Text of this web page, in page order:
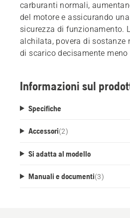
carburanti normali,
del motore e assicurando
sicurezza di funzionamento.
alchilata, povera di sostanze
di scarico decisamente
praticamente priva di
Informazioni sul
Specifiche
Accessori(2)
Si adatta al modello
Manuali e documenti(3)